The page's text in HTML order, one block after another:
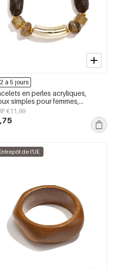
2 à 5 jours
en perles acryliques,
simples pour femmes,
Daily Simple
€11,99
de l'UE